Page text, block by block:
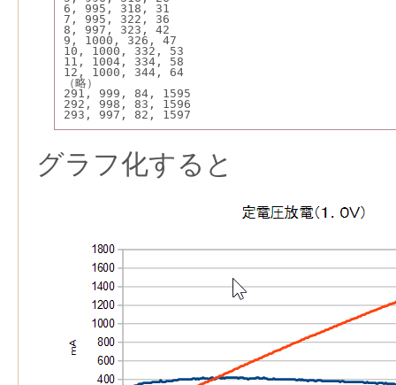
6, 995, 318, 31
7, 995, 322, 36
8, 997, 323, 42
9, 1000, 326, 47
10, 1000, 332, 53
11, 1004, 334, 58
12, 1000, 344, 64
（略）
291, 999, 84, 1595
292, 998, 83, 1596
293, 997, 82, 1597
グラフ化すると